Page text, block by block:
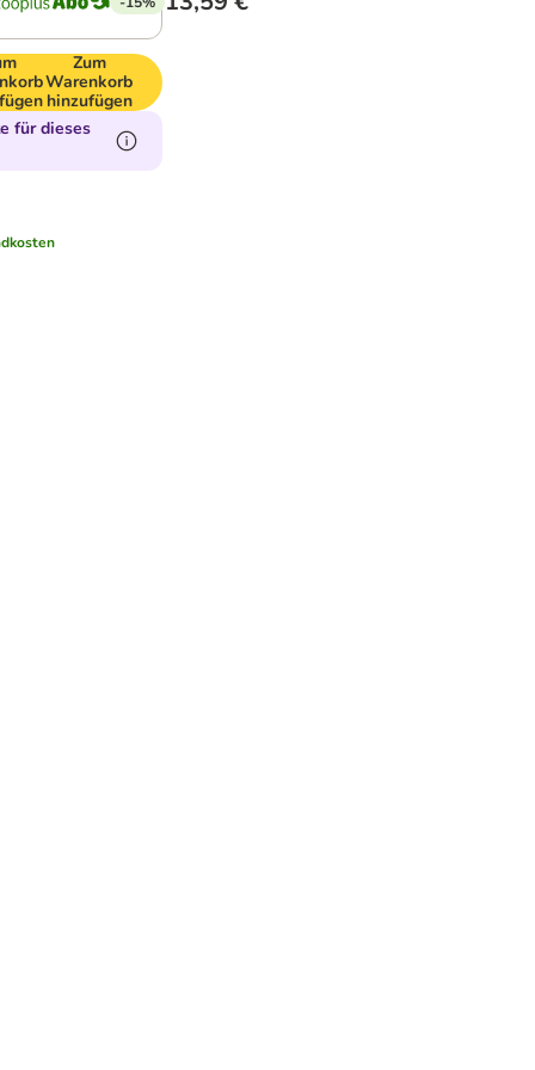
Zum
Warenkorb
hinzufügen
für dieses